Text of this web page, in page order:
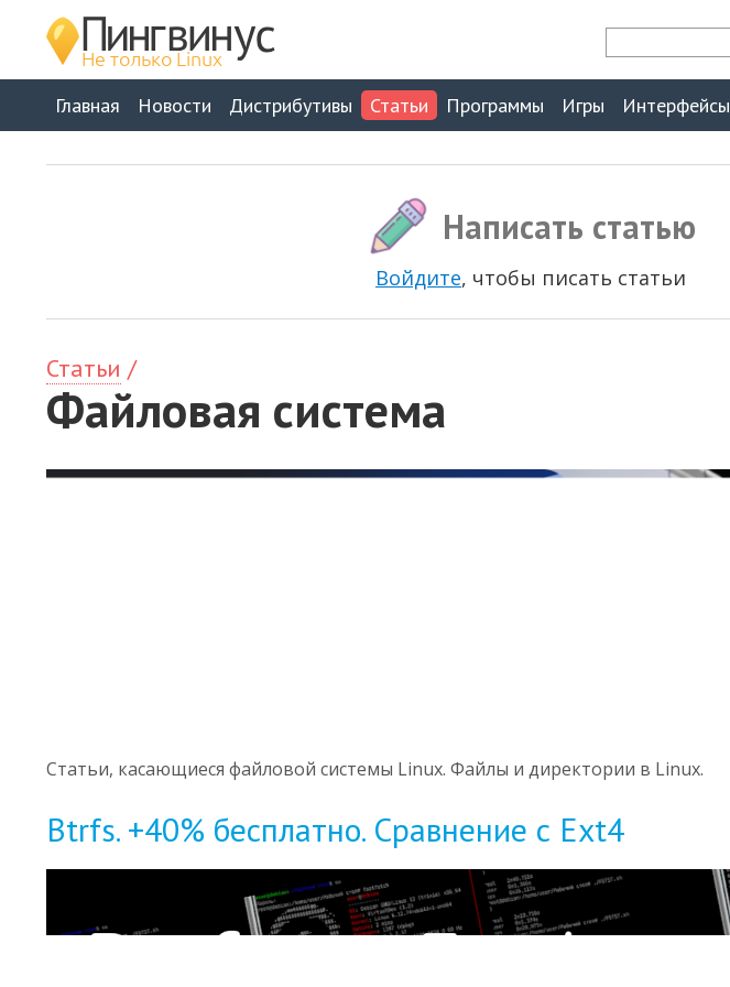
Главная Новости Дистрибутивы Статьи Программы Игры Интерфейсы
Написать статью
Войдите, чтобы писать статьи
Статьи /
Файловая система
Статьи, касающиеся файловой системы Linux. Файлы и директории в Linux.
Btrfs. +40% бесплатно. Сравнение с Ext4